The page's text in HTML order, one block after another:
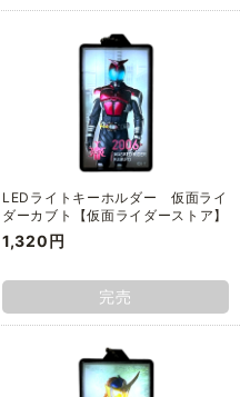
LEDライトキーホルダー 仮面ライ
ダーカブト【仮面ライダーストア】
1,320円
完売